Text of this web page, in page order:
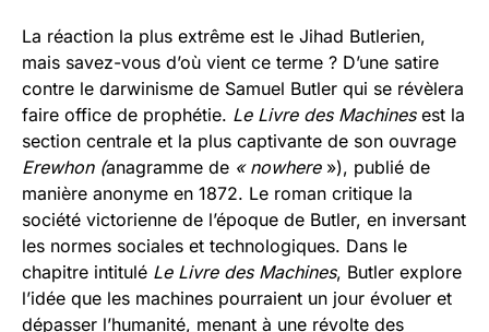
La réaction la plus extrême est le Jihad Butlerien,
mais savez-vous d’où vient ce terme ? D’une satire
contre le darwinisme de Samuel Butler qui se révèlera
faire office de prophétie. Le Livre des Machinesest la
section centrale et la plus captivante de son ouvrage
Erewhon (anagramme de « nowhere»), publié de
manière anonyme en 1872. Le roman critique la
société victorienne de l’époque de Butler, en inversant
les normes sociales et technologiques. Dans le
chapitre intitulé Le Livre des Machines, Butler explore
l’idée que les machines pourraient un jour évoluer et
dépasser l’humanité, menant à une révolte des